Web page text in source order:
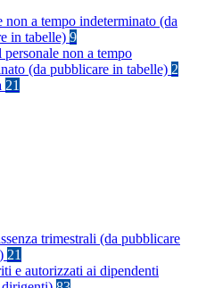
non a tempo indeterminato (da
in tabelle) 9
personale non a tempo
(da pubblicare in tabelle) 2
21
trimestrali (da pubblicare
21
e autorizzati ai dipendenti